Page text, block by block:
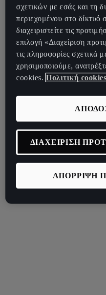
σχετικών με εσάς και τη
περιεχομένου στο δίκτυό
διαχειριστείτε τις
επιλογή «Διαχείριση
τις πληροφορίες σχετικά
χρησιμοποιούμε,
cookies. Πολιτική cookies
ΑΠΟΡΡΙΨΗ
ΔΙΑΧΕΙΡΙΣΗ